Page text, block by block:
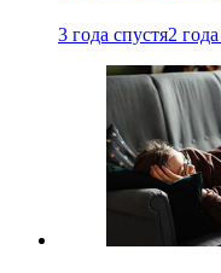
3 года спустя2